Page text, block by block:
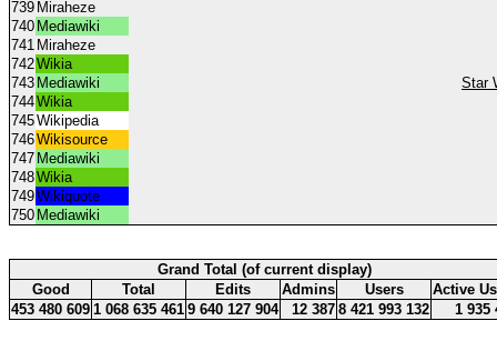
739 Miraheze
740 Mediawiki
741 Miraheze
742Wikia
743 Mediawiki
Star
744Wikia
745Wikipedia
746Wikisource
747 Mediawiki
748Wikia
749Wikiquote
750 Mediawiki
Grand Total (of current display)
Good
Total Edits Admins Users
Active
453 480 609 1 068 635 461 9 640 127 904 12 387 8 421 993 132 1 935